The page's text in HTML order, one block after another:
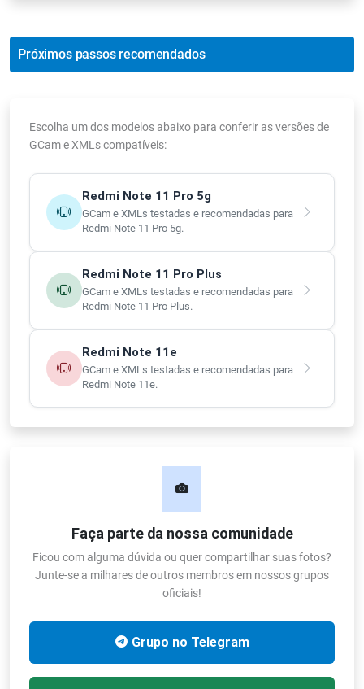
Próximos passos recomendados
Escolha um dos modelos abaixo para conferir as versões de
GCam e XMLs compatíveis:
Redmi Note 11 Pro 5g
GCam e XMLs testadas e recomendadas para
Redmi Note 11 Pro 5g.
Redmi Note 11 Pro Plus
GCam e XMLs testadas e recomendadas para
Redmi Note 11 Pro Plus.
Redmi Note 11e
GCam e XMLs testadas e recomendadas para
Redmi Note 11e.
Faça parte da nossa comunidade
Ficou com alguma dúvida ou quer compartilhar suas fotos?
Junte-se a milhares de outros membros em nossos grupos
oficiais!
Grupo no Telegram